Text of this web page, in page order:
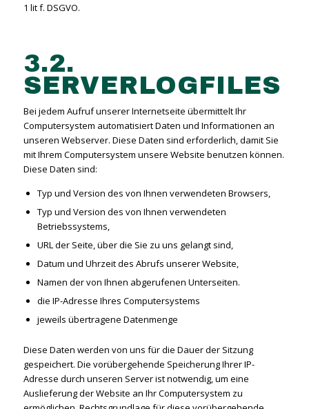
1 lit f. DSGVO.
3.2.
SERVERLOGFILES
Bei jedem Aufruf unserer Internetseite übermittelt Ihr
Computersystem automatisiert Daten und Informationen an
unseren Webserver. Diese Daten sind erforderlich, damit Sie
mit Ihrem Computersystem unsere Website benutzen können.
Diese Daten sind:
Typ und Version des von Ihnen verwendeten Browsers,
Typ und Version des von Ihnen verwendeten
Betriebssystems,
URL der Seite, über die Sie zu uns gelangt sind,
Datum und Uhrzeit des Abrufs unserer Website,
Namen der von Ihnen abgerufenen Unterseiten.
die IP-Adresse Ihres Computersystems
jeweils übertragene Datenmenge
Diese Daten werden von uns für die Dauer der Sitzung
gespeichert. Die vorübergehende Speicherung Ihrer IP-
Adresse durch unseren Server ist notwendig, um eine
Auslieferung der Website an Ihr Computersystem zu